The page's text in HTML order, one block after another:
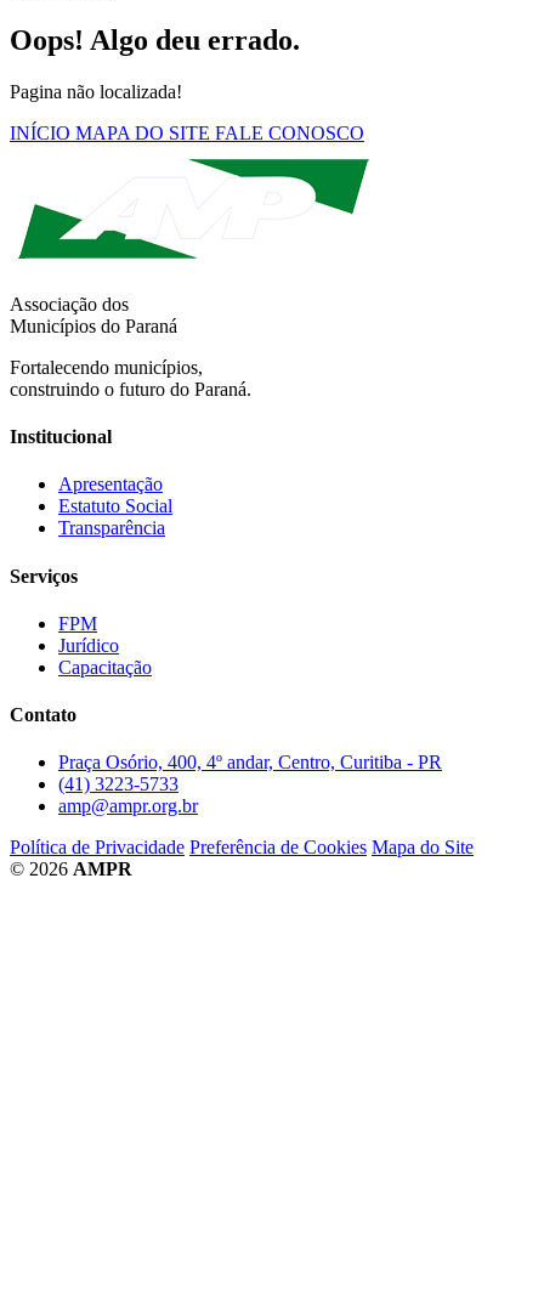
Oops! Algo deu errado.
Pagina não localizada!
INÍCIO MAPA DO SITE FALE CONOSCO
Associação dos
Municípios do Paraná
Fortalecendo municípios,
construindo o futuro do Paraná.
Institucional
Apresentação
Estatuto Social
Transparência
Serviços
FPM
Jurídico
Capacitação
Contato
Praça Osório, 400, 4º andar, Centro, Curitiba - PR
(41) 3223-5733
amp@ampr.org.br
Política de Privacidade Preferência de Cookies Mapa do Site
© 2026 AMPR